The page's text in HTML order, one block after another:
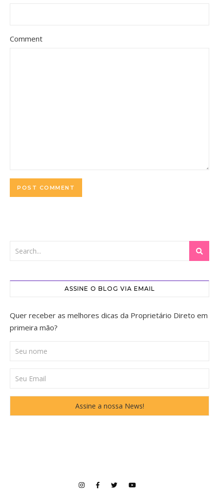
Comment
ASSINE O BLOG VIA EMAIL
Quer receber as melhores dicas da Proprietário Direto em
primeira mão?